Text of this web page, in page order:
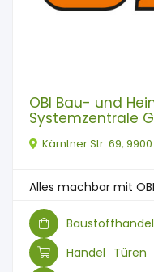
OBI Bau- und
Systemzentrale
Kärntner Str. 69,
Alles machbar mit
Baustoffhandel
Handel Türen